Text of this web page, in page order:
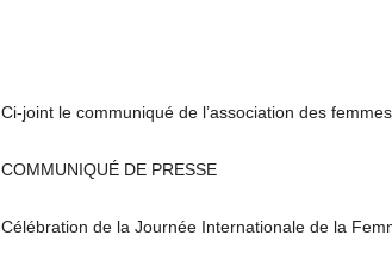
Ci-joint le communiqué de l’association des
COMMUNIQUÉ DE PRESSE
Célébration de la Journée Internationale de la